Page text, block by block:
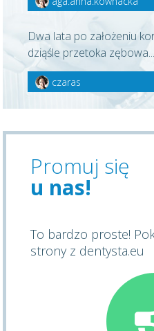
Dwa lata po założeniu
dziąśle przetoka
czaras
Promuj się
u nas!
To bardzo proste!
strony z dentysta.eu